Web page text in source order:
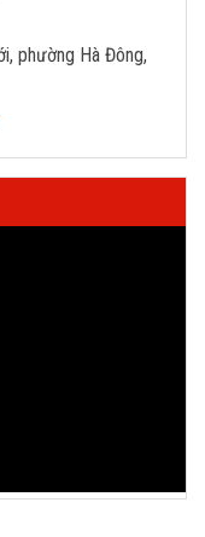
phường Hà Đông,